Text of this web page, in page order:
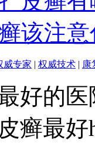
该注
威专家 | 权威技术 | 康
好的
癣最好